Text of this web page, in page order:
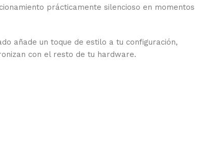
prácticamente silencioso en momentos
añade un toque de estilo a tu configuración,
con el resto de tu hardware.